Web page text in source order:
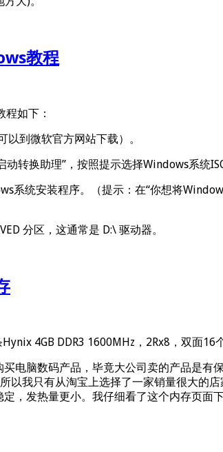
教程
如下：
以到微软官方网站下载）。
动转换助理”，按照提示选择Windows系统
系统安装程序。（提示：在“你想将
分区，这通常是 D:\ 驱动器。
4GB DDR3 1600MHz，2Rx8，双面
电脑数码产品，毕竟大公司卖的产品是
以我只有从淘宝上选择了一家销量很大的
，发热量更小。我仔细看了这个内存页